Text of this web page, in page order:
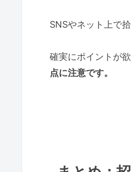
SNSやネット上で
確実にポイントが欲
点に注意です。